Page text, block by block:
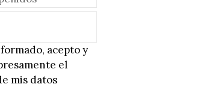
acepto y
el
mis datos